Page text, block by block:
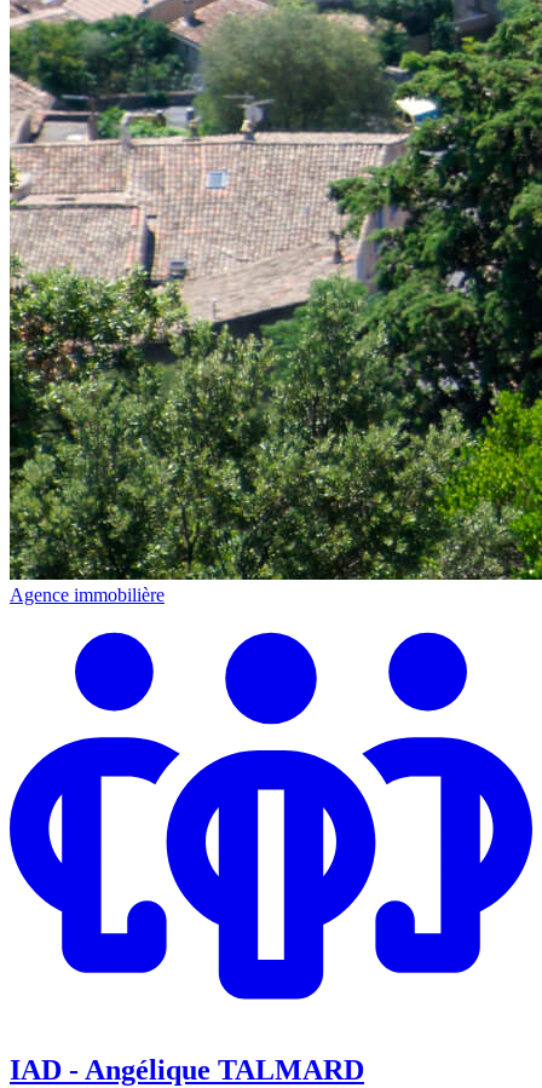
Agence immobilière
IAD - Angélique TALMARD